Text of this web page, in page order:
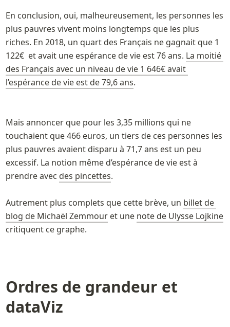
En conclusion, oui, malheureusement, les personnes les
plus pauvres vivent moins longtemps que les plus
riches. En 2018, un quart des Français ne gagnait que 1
122€  et avait une espérance de vie est 76 ans. La moitié
des Français avec un niveau de vie 1 646€ avait
l’espérance de vie est de 79,6 ans.
Mais annoncer que pour les 3,35 millions qui ne
touchaient que 466 euros, un tiers de ces personnes les
plus pauvres avaient disparu à 71,7 ans est un peu
excessif. La notion même d’espérance de vie est à
prendre avec des pincettes.
Autrement plus complets que cette brève, un billet de
blog de Michaël Zemmour et une note de Ulysse Lojkine
Ordres de grandeur et
dataViz